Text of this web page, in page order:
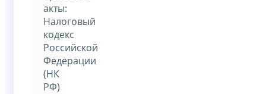
акты:
Налоговый
кодекс
Российской
Федерации
(НК
РФ)